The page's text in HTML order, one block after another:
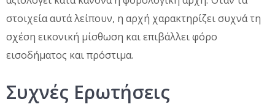
στοιχεία αυτά λείπουν, η αρχή χαρακτηρίζει συχνά τη
σχέση εικονική μίσθωση και επιβάλλει φόρο
εισοδήματος και πρόστιμα.
Συχνές Ερωτήσεις